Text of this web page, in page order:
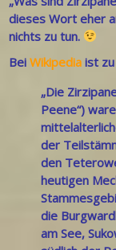
dieses Wort eher
nichts zu tun.
BeiWikipedia ist
„Die
Peene“)
der
den
heutigen
die
am See,